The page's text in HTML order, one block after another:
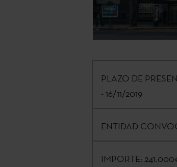
PLAZO DE
- 16/11/2019
ENTIDAD
IMPORTE: